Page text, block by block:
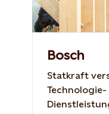
Bosch
Statkraft
Technologie-